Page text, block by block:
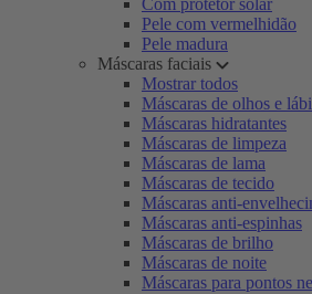
Com protetor solar
Pele com vermelhidão
Pele madura
Máscaras faciais
Mostrar todos
Máscaras de olhos e
Máscaras hidratantes
Máscaras de limpeza
Máscaras de lama
Máscaras de tecido
Máscaras anti-
Máscaras anti-espinhas
Máscaras de brilho
Máscaras de noite
Máscaras para pontos